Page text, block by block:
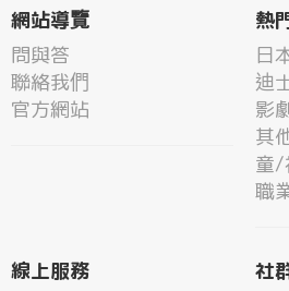
網站導覽
問與答
聯絡我們
官方網站
熱
日
迪
影
其
童/
職
線上服務
社